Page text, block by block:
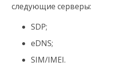
следующие серверы:
SDP;
eDNS;
SIM/IMEI.